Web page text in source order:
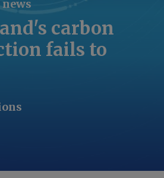
carbon
fails to